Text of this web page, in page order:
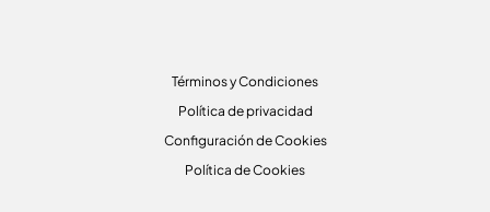
Términos y Condiciones
Política de privacidad
Configuración de Cookies
Política de Cookies